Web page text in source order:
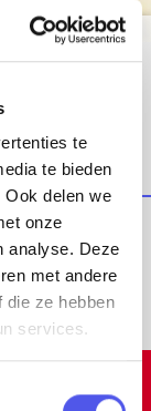
te
te bieden
delen we
onze
analyse. Deze
met andere
ze hebben
services.
OpenStreetMap Team
In de buurt